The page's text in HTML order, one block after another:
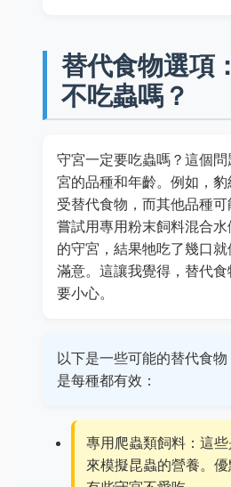
替代食物選項
不吃蟲嗎？
守宮一定要吃蟲嗎？這個
宮的品種和年齡。例如，
受替代食物，而其他品種
嘗試用專用粉末飼料混合
的守宮，結果牠吃了幾口
滿意。這讓我覺得，替代
要小心。
以下是一些可能的替代食
是每種都有效：
專用爬蟲類飼料：這
來模擬昆蟲的營養。